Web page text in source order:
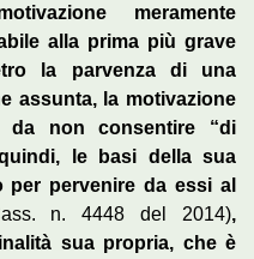
meramente
alla prima più grave
la parvenza di una
assunta, la motivazione
non consentire “di
le basi della sua
per pervenire da essi al
n. 4448 del 2014),
sua propria, che è